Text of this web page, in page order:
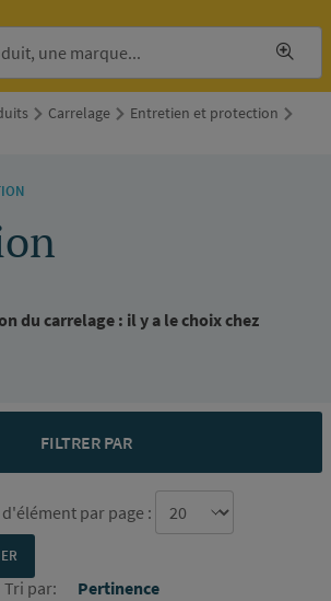
Carrelage
Entretien et protection
du carrelage : il y a le choix chez
FILTRER PAR
par page :
Tri par: Pertinence